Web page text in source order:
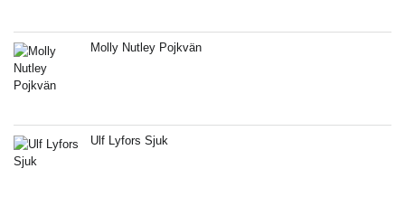
Molly Nutley Pojkvän
Ulf Lyfors Sjuk